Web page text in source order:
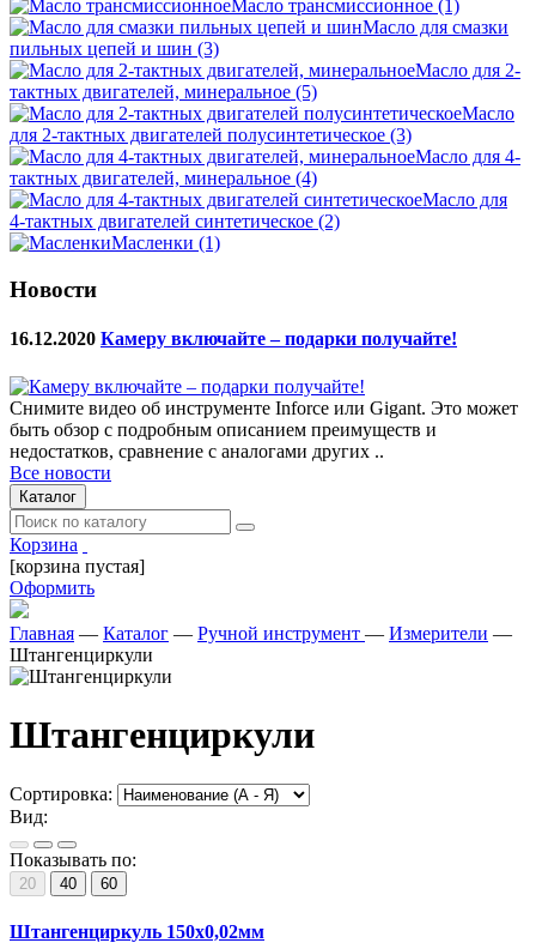
Масло трансмиссионное (1)
Масло для смазки
пильных цепей и шин (3)
Масло для 2-
тактных двигателей, минеральное (5)
Масло
для 2-тактных двигателей полусинтетическое (3)
Масло для 4-
тактных двигателей, минеральное (4)
Масло для
4-тактных двигателей синтетическое (2)
Масленки (1)
Новости
16.12.2020 Камеру включайте – подарки получайте!
Снимите видео об инструменте Inforce или Gigant. Это может
быть обзор с подробным описанием преимуществ и
недостатков, сравнение с аналогами других ..
Все новости
Каталог
Корзина
[корзина пустая]
Оформить
Главная — Каталог — Ручной инструмент — Измерители —
Штангенциркули
Штангенциркули
Сортировка:
Вид:
Показывать по:
20 40 60
Штангенциркуль 150х0,02мм